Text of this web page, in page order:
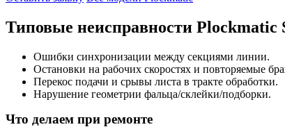
Типовые неисправности Plockmatic
Ошибки синхронизации между секциями линии.
Остановки на рабочих скоростях и повторяемые
Перекос подачи и срывы листа в тракте обработки.
Нарушение геометрии фальца/склейки/подборки.
Что делаем при ремонте